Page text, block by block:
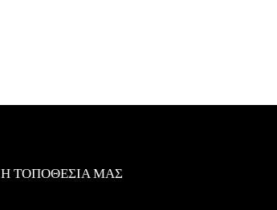
Η ΤΟΠΟΘΕΣΙΑ ΜΑΣ